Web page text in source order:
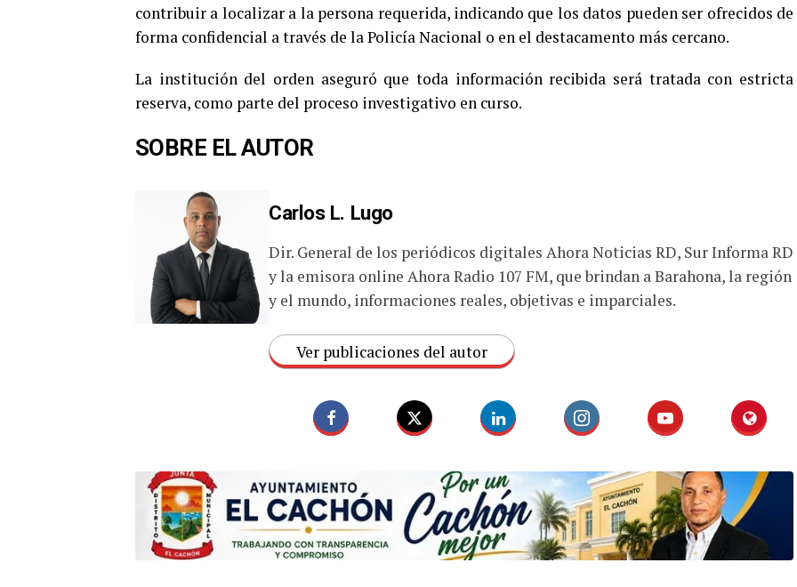
contribuir a localizar a la persona requerida, indicando que los datos pueden ser ofrecidos de
forma confidencial a través de la Policía Nacional o en el destacamento más cercano.
La institución del orden aseguró que toda información recibida será tratada con estricta
reserva, como parte del proceso investigativo en curso.
SOBRE EL AUTOR
Carlos L. Lugo
Dir. General de los periódicos digitales Ahora Noticias RD, Sur Informa RD
y la emisora online Ahora Radio 107 FM, que brindan a Barahona, la región
y el mundo, informaciones reales, objetivas e imparciales.
Ver publicaciones del autor